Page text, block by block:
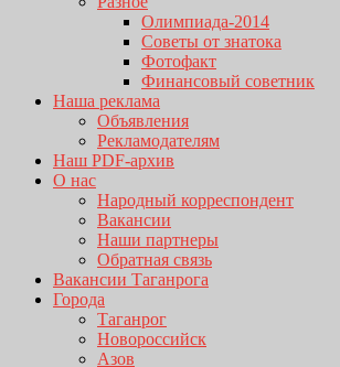
Олимпиада-2014
Советы от знатока
Фотофакт
Финансовый советник
Наша реклама
Объявления
Рекламодателям
Наш PDF-архив
О нас
Народный корреспондент
Вакансии
Наши партнеры
Обратная связь
Вакансии Таганрога
Города
Таганрог
Новороссийск
Азов